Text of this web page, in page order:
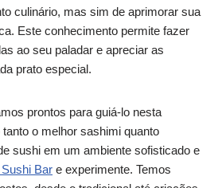
culinário, mas sim de aprimorar sua
Este conhecimento permite fazer
ao seu paladar e apreciar as
prato especial.
prontos para guiá-lo nesta
o melhor sashimi quanto
sushi em um ambiente sofisticado e
Bar e experimente. Temos